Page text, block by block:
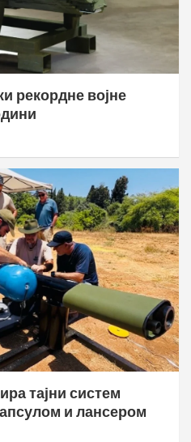
рекордне војне
тајни систем
и лансером